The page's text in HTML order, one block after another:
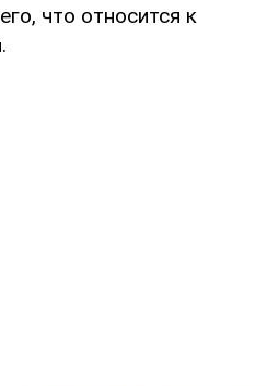
что относится к